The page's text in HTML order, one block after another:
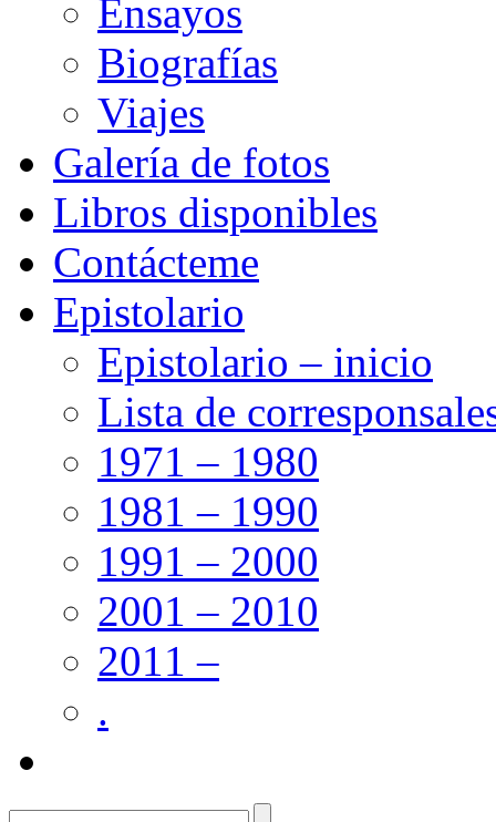
Ensayos
Biografías
Viajes
Galería de fotos
Libros disponibles
Contácteme
Epistolario
Epistolario – inicio
Lista de
1971 – 1980
1981 – 1990
1991 – 2000
2001 – 2010
2011 –
.